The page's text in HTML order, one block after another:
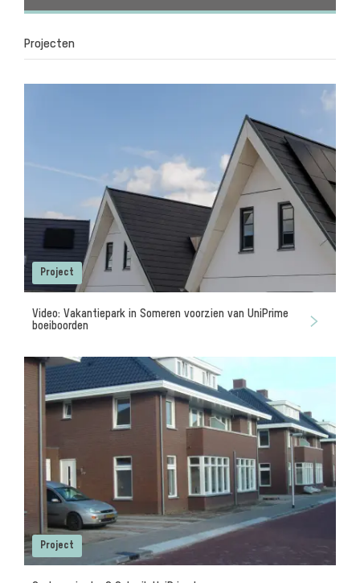
Projecten
Project
Video: Vakantiepark in Someren voorzien van UniPrime
boeiboorden
Project